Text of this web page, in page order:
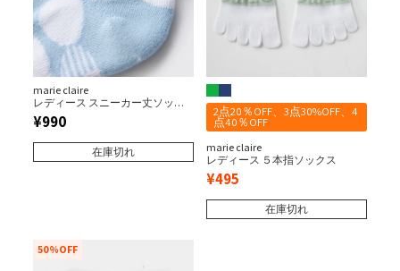
marie claire
レディース スニーカー丈ソック
ス
¥990
在庫切れ
2点20％OFF、3点30%OFF、4
点40％OFF
marie claire
レディース ５本指ソックス
¥495
在庫切れ
50%OFF